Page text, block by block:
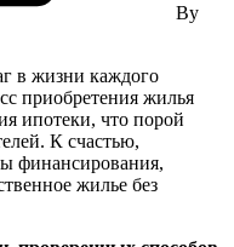
By
в жизни каждого
приобретения жилья
ипотеки, что порой
К счастью,
финансирования,
жилье без